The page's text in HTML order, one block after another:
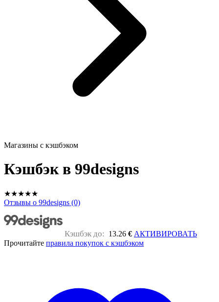
Магазины с кэшбэком
Кэшбэк в 99designs
★★★★★
Отзывы о 99designs (0)
Кэшбэк до: 13.26 € АКТИВИРОВАТЬ
Прочитайте правила покупок с кэшбэком